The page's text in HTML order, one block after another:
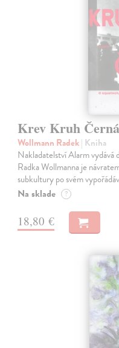
Krev Kruh Černá
Wollmann Radek| Kniha
Nakladatelství Alarm vydává
Radka Wollmanna je
subkultury po svém
Na sklade ?
18,80 €